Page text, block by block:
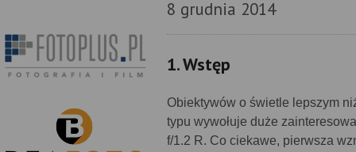
8 grudnia 2014
1. Wstęp
Obiektywów o świetle lepszym
typu wywołuje duże
f/1.2 R. Co ciekawe, pierwsza